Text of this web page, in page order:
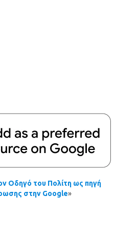
Οδηγό του Πολίτη ως πηγή
στην Google»